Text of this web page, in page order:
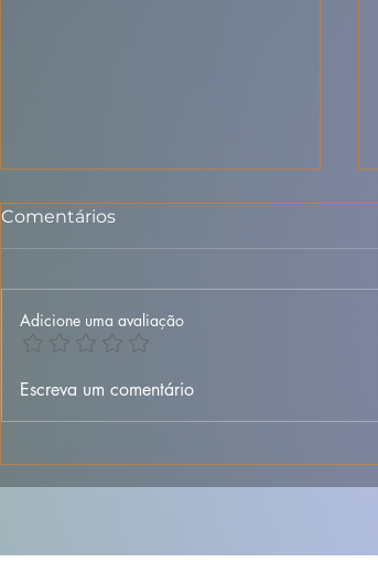
🐟🥔 Bacalhau à
Margarida da Praça –
Deliciosa
Comentários
Adicione uma avaliação
Escreva um comentário